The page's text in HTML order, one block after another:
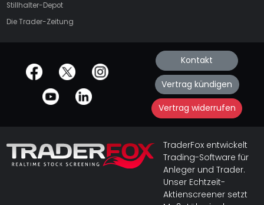
Stillhalter-Depot
Die Trader-Zeitung
offizielle Social Media-Accounts Kontakt
Vertrag kündigen
Vertrag widerrufen
TraderFox entwickelt
Trading-Software für
Anleger und Trader.
Unser Echtzeit-
Aktienscreener setzt